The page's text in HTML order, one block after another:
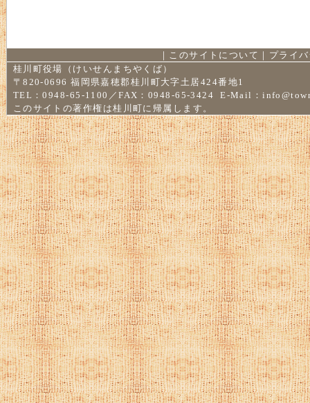
｜ このサイトについて ｜ プライ
桂川町役場（けいせんまちやくば）
〒820-0696 福岡県嘉穂郡桂川町大字土居424番地1
TEL：0948-65-1100／FAX：0948-65-3424 E-Mail：
このサイトの著作権は桂川町に帰属します。